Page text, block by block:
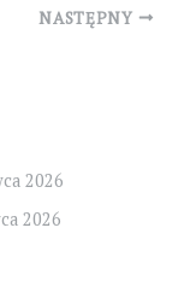
NASTĘPNY
2026
2026